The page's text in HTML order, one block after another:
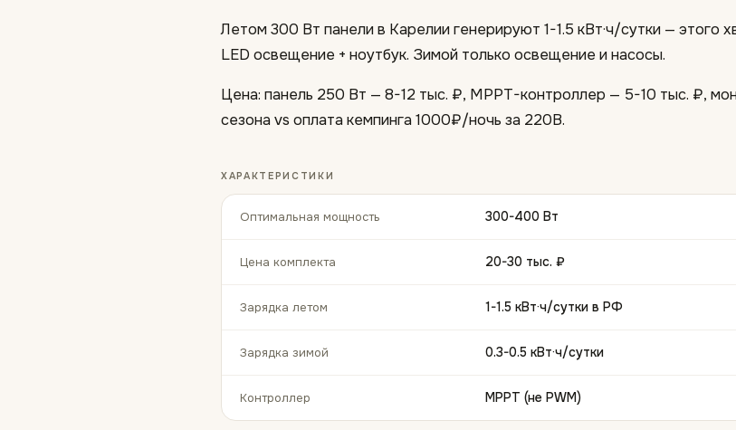
Летом 300 Вт панели в Карелии генерируют 1-1.5 кВт·ч/сутки — этого
LED освещение + ноутбук. Зимой только освещение и насосы.
Цена: панель 250 Вт — 8-12 тыс. ₽, MPPT-контроллер — 5-10 тыс. ₽,
сезона vs оплата кемпинга 1000₽/ночь за 220В.
ХАРАКТЕРИСТИКИ
Оптимальная мощность 300-400 Вт
Цена комплекта 20-30 тыс. ₽
Зарядка летом 1-1.5 кВт·ч/сутки в РФ
Зарядка зимой 0.3-0.5 кВт·ч/сутки
Контроллер MPPT (не PWM)